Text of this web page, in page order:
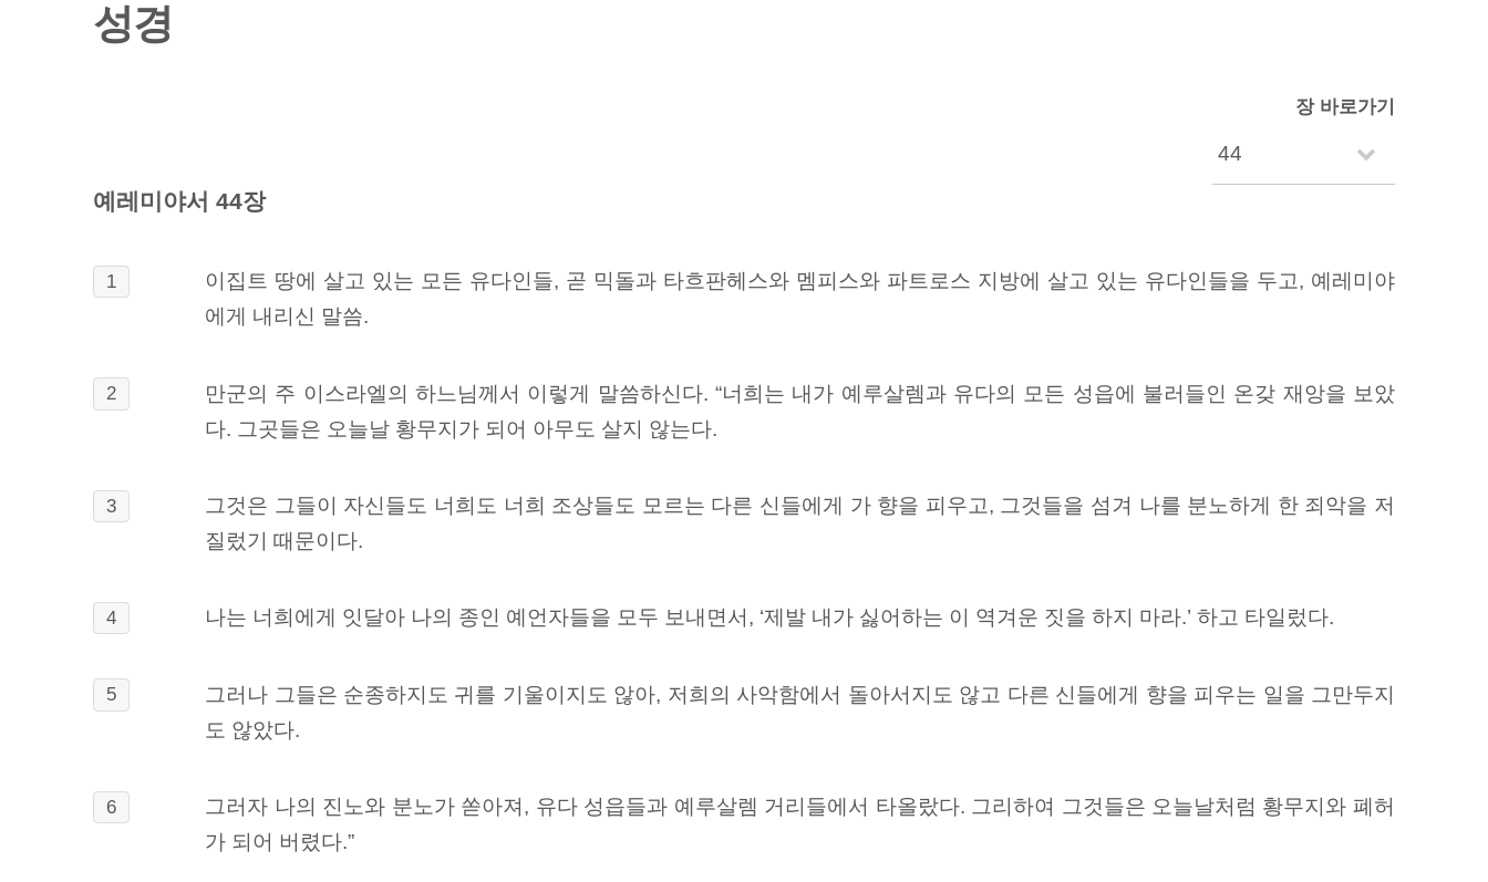
성경
장 바로가기
예레미야서 44장
1 이집트 땅에 살고 있는 모든 유다인들, 곧 믹돌과 타흐판헤스와 멤피스와 파트로스 지방에 살고 있는 유다인들을 두고, 예레미야
에게 내리신 말씀.
2
만군의 주 이스라엘의 하느님께서 이렇게 말씀하신다. “너희는 내가 예루살렘과 유다의 모든 성읍에 불러들인 온갖 재앙을 보았
다. 그곳들은 오늘날 황무지가 되어 아무도 살지 않는다.
3 그것은 그들이 자신들도 너희도 너희 조상들도 모르는 다른 신들에게 가 향을 피우고, 그것들을 섬겨 나를 분노하게 한 죄악을 저
질렀기 때문이다.
4 나는 너희에게 잇달아 나의 종인 예언자들을 모두 보내면서, ‘제발 내가 싫어하는 이 역겨운 짓을 하지 마라.’ 하고 타일렀다.
5
그러나 그들은 순종하지도 귀를 기울이지도 않아, 저희의 사악함에서 돌아서지도 않고 다른 신들에게 향을 피우는 일을 그만두지
도 않았다.
6
그러자 나의 진노와 분노가 쏟아져, 유다 성읍들과 예루살렘 거리들에서 타올랐다. 그리하여 그것들은 오늘날처럼 황무지와 폐허
가 되어 버렸다.”